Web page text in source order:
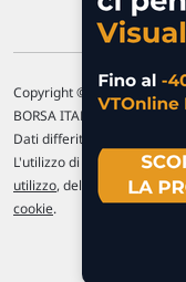
Copyright © 1996-2026
BORSA ITALIANA
Dati differiti di 15 min.
L'utilizzo di questo sito
utilizzo, del Disclaimer MAR
cookie.